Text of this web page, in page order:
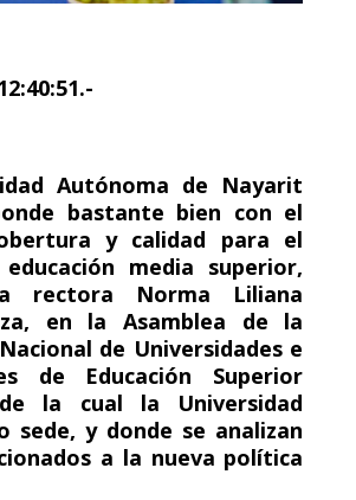
Autónoma de Nayarit
bastante bien con el
y calidad para el
media superior,
rectora Norma Liliana
en la Asamblea de la
de Universidades e
de Educación Superior
de la cual la Universidad
sede, y donde se analizan
a la nueva política